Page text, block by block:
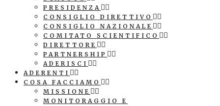
PRESIDENZA
CONSIGLIO DIRETTIVO
CONSIGLIO NAZIONALE
COMITATO SCIENTIFICO
DIRETTORE
PARTNERSHIP
ADERISCI
ADERENTI
COSA FACCIAMO
MISSIONE
MONITORAGGIO E